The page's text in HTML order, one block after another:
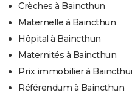
Crèches à Baincthun
Maternelle à Baincthun
Hôpital à Baincthun
Maternités à Baincthun
Prix immobilier à
Référendum à Baincthun